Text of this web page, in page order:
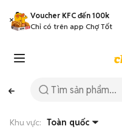
Voucher KFC đến 100k
Chỉ có trên app Chợ Tốt
Khu vực: Toàn quốc